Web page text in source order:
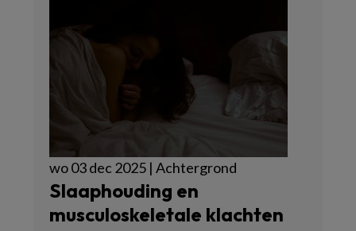
wo 03 dec 2025 | Achtergrond
Slaaphouding en
musculoskeletale klachten